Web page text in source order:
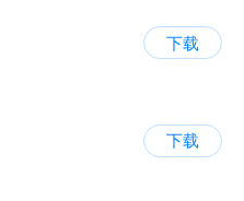
下载
下载